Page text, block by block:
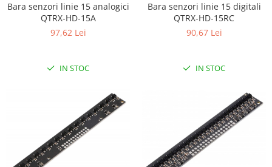
Bara senzori linie 15 analogici
QTRX-HD-15A
97,62 Lei
IN STOC
Bara senzori linie 15 digitali
QTRX-HD-15RC
90,67 Lei
IN STOC